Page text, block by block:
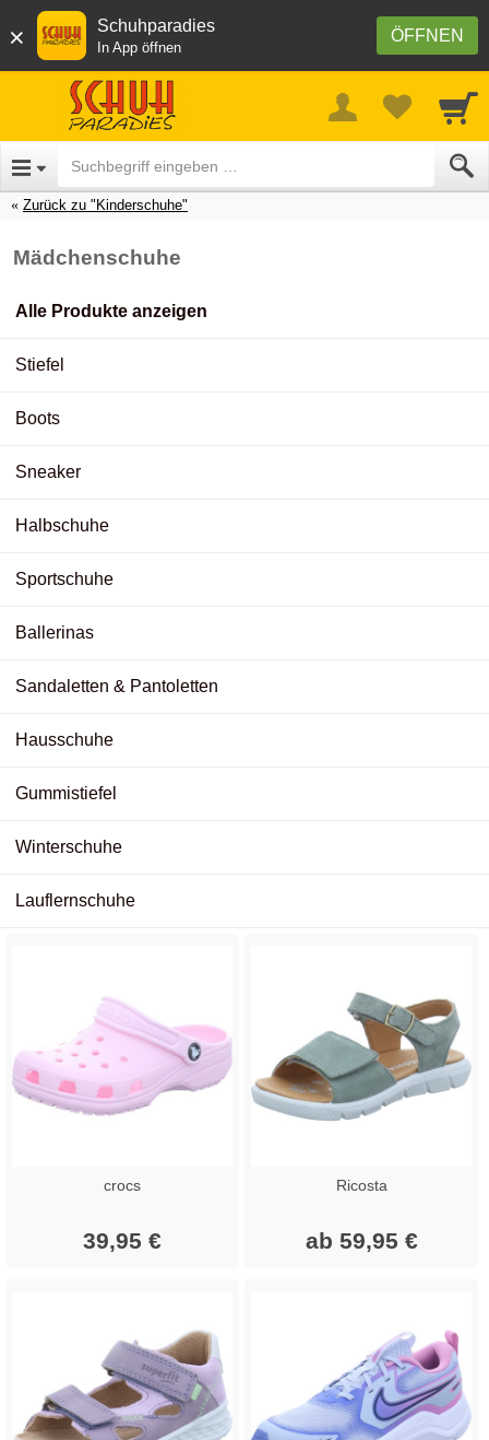
× ÖFFNEN
Schuhparadies
In App öffnen
Zurück zu "Kinderschuhe"
Mädchenschuhe
Alle Produkte anzeigen
Stiefel
Boots
Sneaker
Halbschuhe
Sportschuhe
Ballerinas
Sandaletten & Pantoletten
Hausschuhe
Gummistiefel
Winterschuhe
Lauflernschuhe
crocs
39,95 €
Ricosta
ab 59,95 €